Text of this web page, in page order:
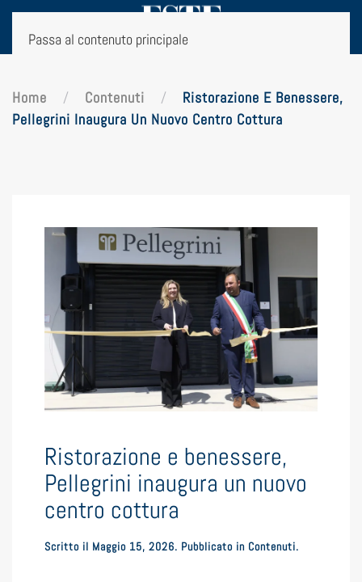
Passa al contenuto principale
Home Contenuti
Ristorazione E Benessere,
Pellegrini Inaugura Un Nuovo Centro Cottura
Ristorazione e benessere,
Pellegrini inaugura un nuovo
centro cottura
Scritto il Maggio 15, 2026. Pubblicato in Contenuti.